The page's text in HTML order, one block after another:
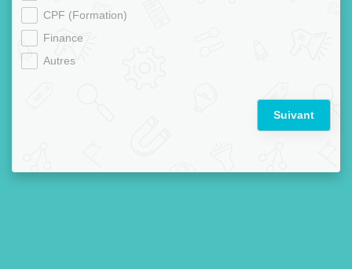
CPF (Formation)
Finance
Autres
Suivant